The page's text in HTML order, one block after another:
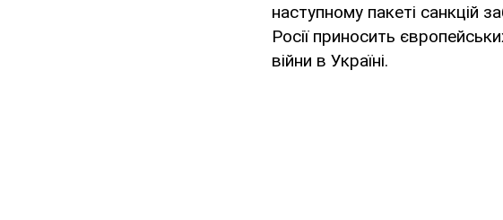
наступному пакеті санкцій
Росії приносить
війни в Україні.